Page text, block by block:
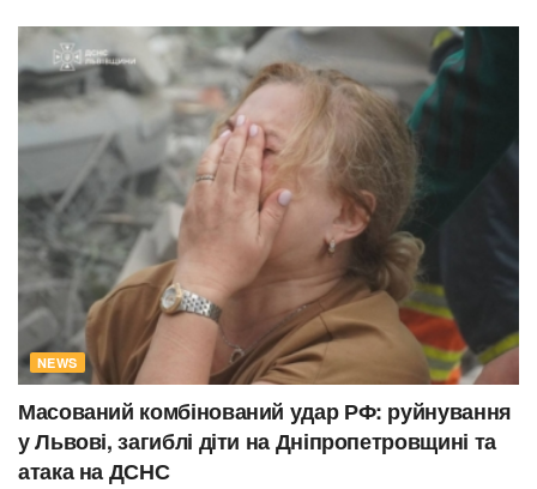
NEWS
Масований комбінований удар РФ: руйнування
у Львові, загиблі діти на Дніпропетровщині та
атака на ДСНС